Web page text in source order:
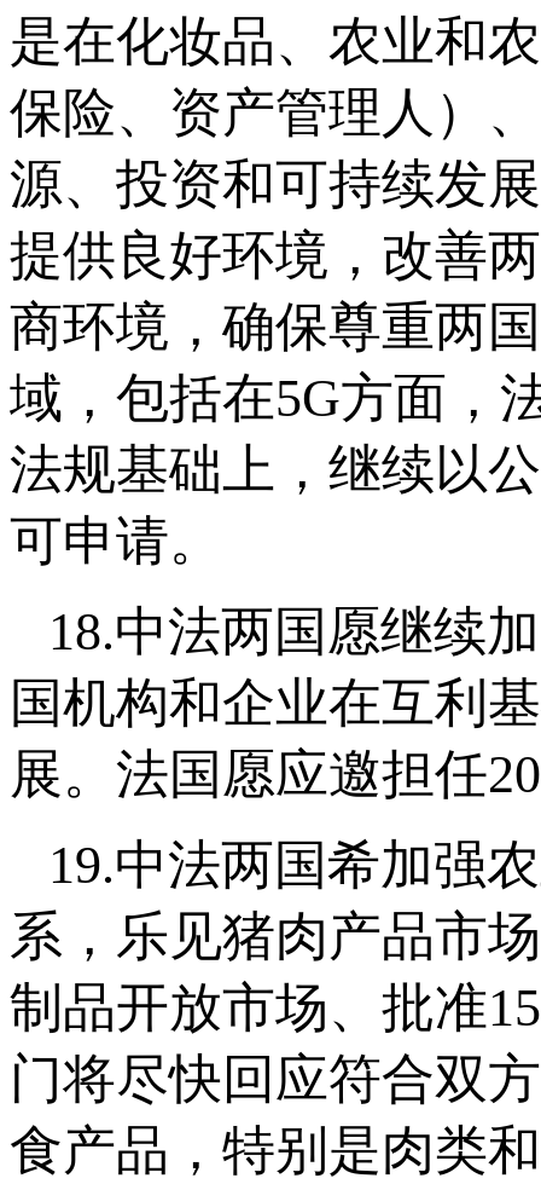
是在化妆品、农业和
保险、资产管理人）
源、投资和可持续发
提供良好环境，改善
商环境，确保尊重两
域，包括在5G方面，
法规基础上，继续以
可申请。
18.中法两国愿继续
国机构和企业在互利
展。法国愿应邀担任
19.中法两国希加强
系，乐见猪肉产品市
制品开放市场、批准
门将尽快回应符合双
食产品，特别是肉类